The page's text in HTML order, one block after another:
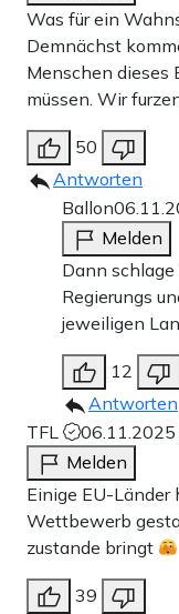
Was für ein
Demnächst
Menschen dieses
müssen. Wir
50
Antworten
Ballon
Melden
Dann schlage
Regierungs
jeweiligen
12
Antworten
TFL
Melden
Einige EU-
Wettbewerb
zustande bringt
39